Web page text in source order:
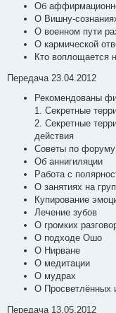
Об
О Вишну-
О военном пути
О кармической
Кто воплощается
Передача 23.04.2012
Рекомендованы
1. Секретные
2. Секретные
действия
Советы по форуму
Об аннигиляции
Работа с
О занятиях на
Купирование
Лечение зубов
О громких
О подходе Ошо
О Нирване
О медитации
О мудрах
О Просветлённых
Передача 13.05.2012